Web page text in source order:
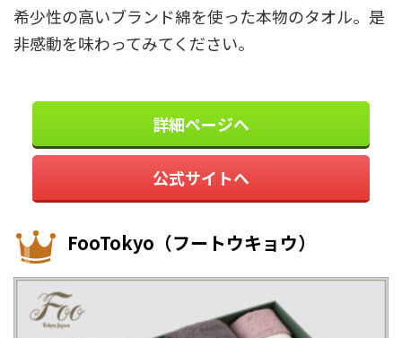
希少性の高いブランド綿を使った本物のタオル。是
非感動を味わってみてください。
詳細ページへ
公式サイトへ
FooTokyo（フートウキョウ）